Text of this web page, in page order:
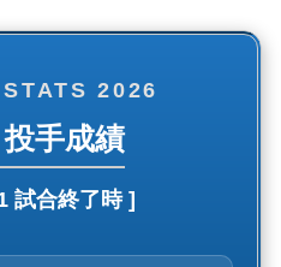
2026
手成績
試合終了時]